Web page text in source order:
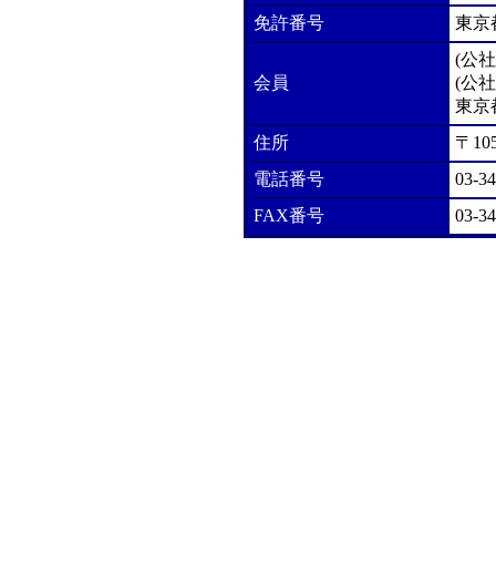
免許番号
東京
会員
(公
(公
東京
住所
〒
電話番号
03-
FAX番号
03-